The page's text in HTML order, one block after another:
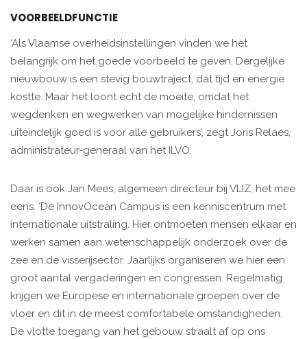
VOORBEELDFUNCTIE
‘Als Vlaamse overheidsinstellingen vinden we het
belangrijk om het goede voorbeeld te geven. Dergelijke
nieuwbouw is een stevig bouwtraject, dat tijd en energie
kostte. Maar het loont echt de moeite, omdat het
wegdenken en wegwerken van mogelijke hindernissen
uiteindelijk goed is voor alle gebruikers’, zegt Joris Relaes,
administrateur-generaal van het ILVO.
Daar is ook Jan Mees, algemeen directeur bij VLIZ, het mee
eens. ‘De InnovOcean Campus is een kenniscentrum met
internationale uitstraling. Hier ontmoeten mensen elkaar en
werken samen aan wetenschappelijk onderzoek over de
zee en de visserijsector. Jaarlijks organiseren we hier een
groot aantal vergaderingen en congressen. Regelmatig
krijgen we Europese en internationale groepen over de
vloer en dit in de meest comfortabele omstandigheden.
De vlotte toegang van het gebouw straalt af op ons